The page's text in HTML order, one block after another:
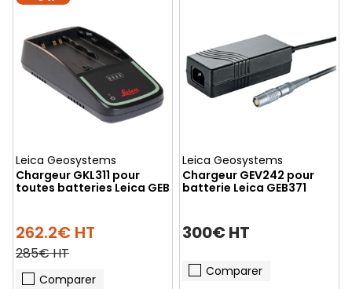
Leica Geosystems
Chargeur GKL311 pour
toutes batteries Leica GEB
262.2€ HT
285€ HT
Comparer
Leica Geosystems
Chargeur GEV242 pour
batterie Leica GEB371
300€ HT
Comparer